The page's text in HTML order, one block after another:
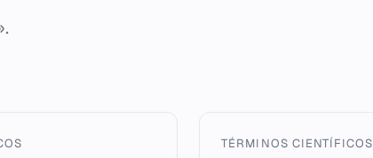
TÉRMINOS CIENTÍFICOS